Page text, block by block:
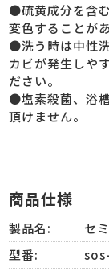
●硫黄成分を含
変色することが
●洗う時は中性
カビが発生しや
ださい。
●塩素殺菌、浴
頂けません。
商品仕様
製品名:
セ
型番: